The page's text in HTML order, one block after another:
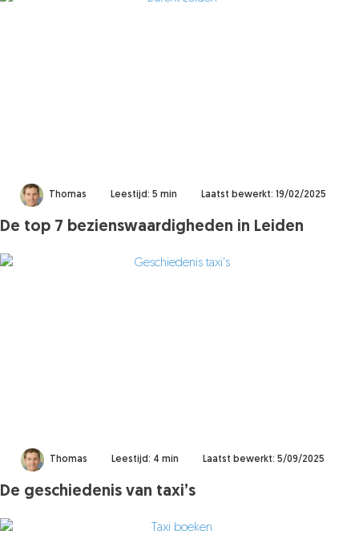
Thomas Leestijd: 5 min Laatst bewerkt: 19/02/2025
De top 7 bezienswaardigheden in Leiden
Thomas Leestijd: 4 min Laatst bewerkt: 5/09/2025
De geschiedenis van taxi’s